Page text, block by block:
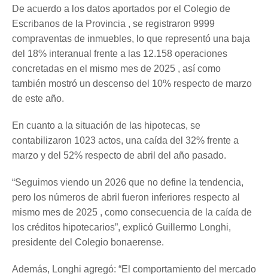
De acuerdo a los datos aportados por el Colegio de
Escribanos de la Provincia , se registraron 9999
compraventas de inmuebles, lo que representó una baja
del 18% interanual frente a las 12.158 operaciones
concretadas en el mismo mes de 2025 , así como
también mostró un descenso del 10% respecto de marzo
de este año.
En cuanto a la situación de las hipotecas, se
contabilizaron 1023 actos, una caída del 32% frente a
marzo y del 52% respecto de abril del año pasado.
“Seguimos viendo un 2026 que no define la tendencia,
pero los números de abril fueron inferiores respecto al
mismo mes de 2025 , como consecuencia de la caída de
los créditos hipotecarios”, explicó Guillermo Longhi,
presidente del Colegio bonaerense.
Además, Longhi agregó: “El comportamiento del mercado